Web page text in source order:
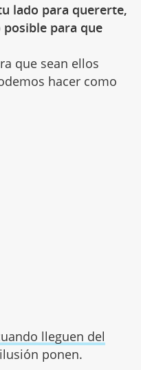
lado para quererte,
para que
que sean ellos
hacer como
lleguen del
ponen.